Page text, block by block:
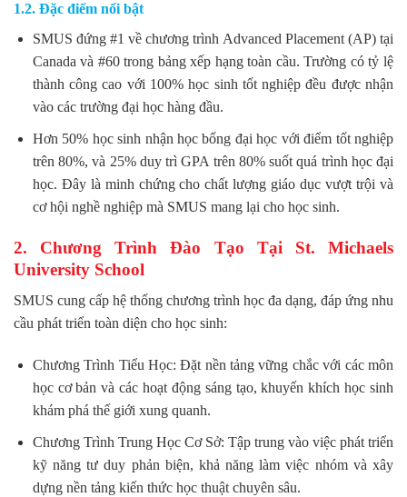
1.2. Đặc điểm nổi bật
SMUS đứng #1 về chương trình Advanced Placement (AP) tại
Canada và #60 trong bảng xếp hạng toàn cầu. Trường có tỷ lệ
thành công cao với 100% học sinh tốt nghiệp đều được nhận
vào các trường đại học hàng đầu.
Hơn 50% học sinh nhận học bổng đại học với điểm tốt nghiệp
trên 80%, và 25% duy trì GPA trên 80% suốt quá trình học đại
học. Đây là minh chứng cho chất lượng giáo dục vượt trội và
cơ hội nghề nghiệp mà SMUS mang lại cho học sinh.
2. Chương Trình Đào Tạo Tại St. Michaels
University School
SMUS cung cấp hệ thống chương trình học đa dạng, đáp ứng nhu
cầu phát triển toàn diện cho học sinh:
Chương Trình Tiểu Học: Đặt nền tảng vững chắc với các môn
học cơ bản và các hoạt động sáng tạo, khuyến khích học sinh
khám phá thế giới xung quanh.
Chương Trình Trung Học Cơ Sở: Tập trung vào việc phát triển
kỹ năng tư duy phản biện, khả năng làm việc nhóm và xây
dựng nền tảng kiến thức học thuật chuyên sâu.